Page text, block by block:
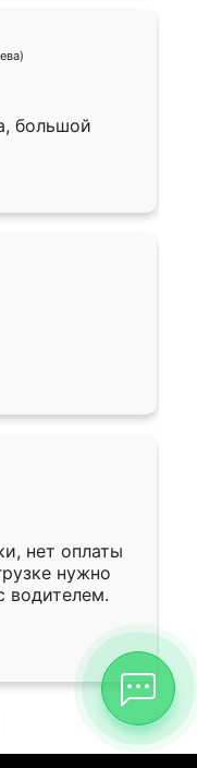
большой
нет оплаты
нужно
водителем.